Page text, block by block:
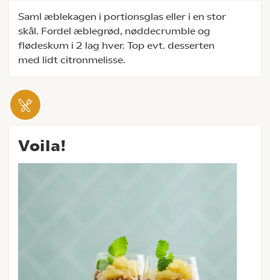
Saml æblekagen i portionsglas eller i en stor
skål. Fordel æblegrød, nøddecrumble og
flødeskum i 2 lag hver. Top evt. desserten
med lidt citronmelisse.
Voila!